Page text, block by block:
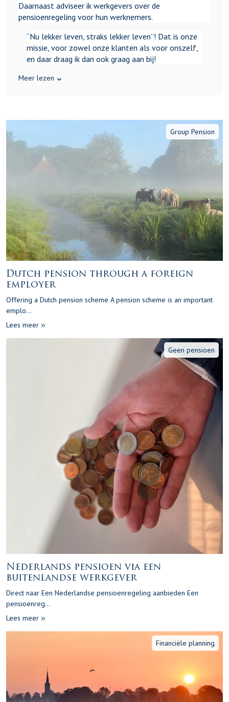
Daarnaast adviseer ik werkgevers over de
pensioenregeling voor hun werknemers.
“Nu lekker leven, straks lekker leven”! Dat is onze
missie, voor zowel onze klanten als voor onszelf,
en daar draag ik dan ook graag aan bij!
Meer lezen
Group Pension
Dutch pension through a foreign
employer
Offering a Dutch pension scheme A pension scheme is an important
emplo...
Lees meer
Geen pensioen
Nederlands pensioen via een
buitenlandse werkgever
Direct naar Een Nederlandse pensioenregeling aanbieden Een
pensioenreg...
Lees meer
Financiële planning